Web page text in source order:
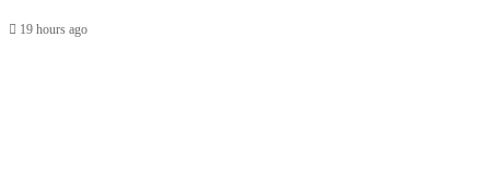
19 hours ago